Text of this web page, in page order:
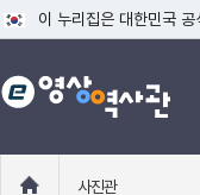
이 누리집은 대한민국
공식 누리집 주소 확인하
go.kr 주소를 사용하는
사진관